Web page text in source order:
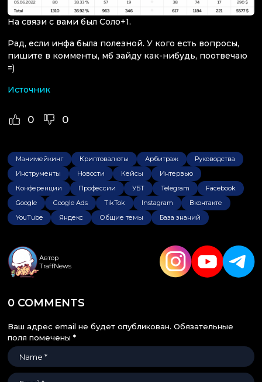
На связи с вами был Соло+1.
Рад, если инфа была полезной. У кого есть вопросы,
пишите в комменты, мб зайду как-нибудь, поотвечаю
=)
Источник
0 0
Манимейкинг Криптовалюты Арбитраж
Руководства
Инструменты
Новости Кейсы
Интервью
Конференции
Профессии УБТ Telegram
Facebook
Google
Google Ads TikTok Instagram
Вконтакте
YouTube
Яндекс Общие темы База знаний
Автор
TraffNews
0 COMMENTS
Ваш адрес email не будет опубликован. Обязательные
поля помечены *